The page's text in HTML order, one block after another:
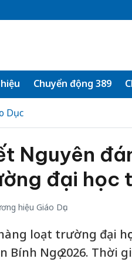
Chuyển động 389
Dục
Nguyên
đại học
hiệu Giáo Dục
loạt trường đại
Bính Ngọ 2026. Thời